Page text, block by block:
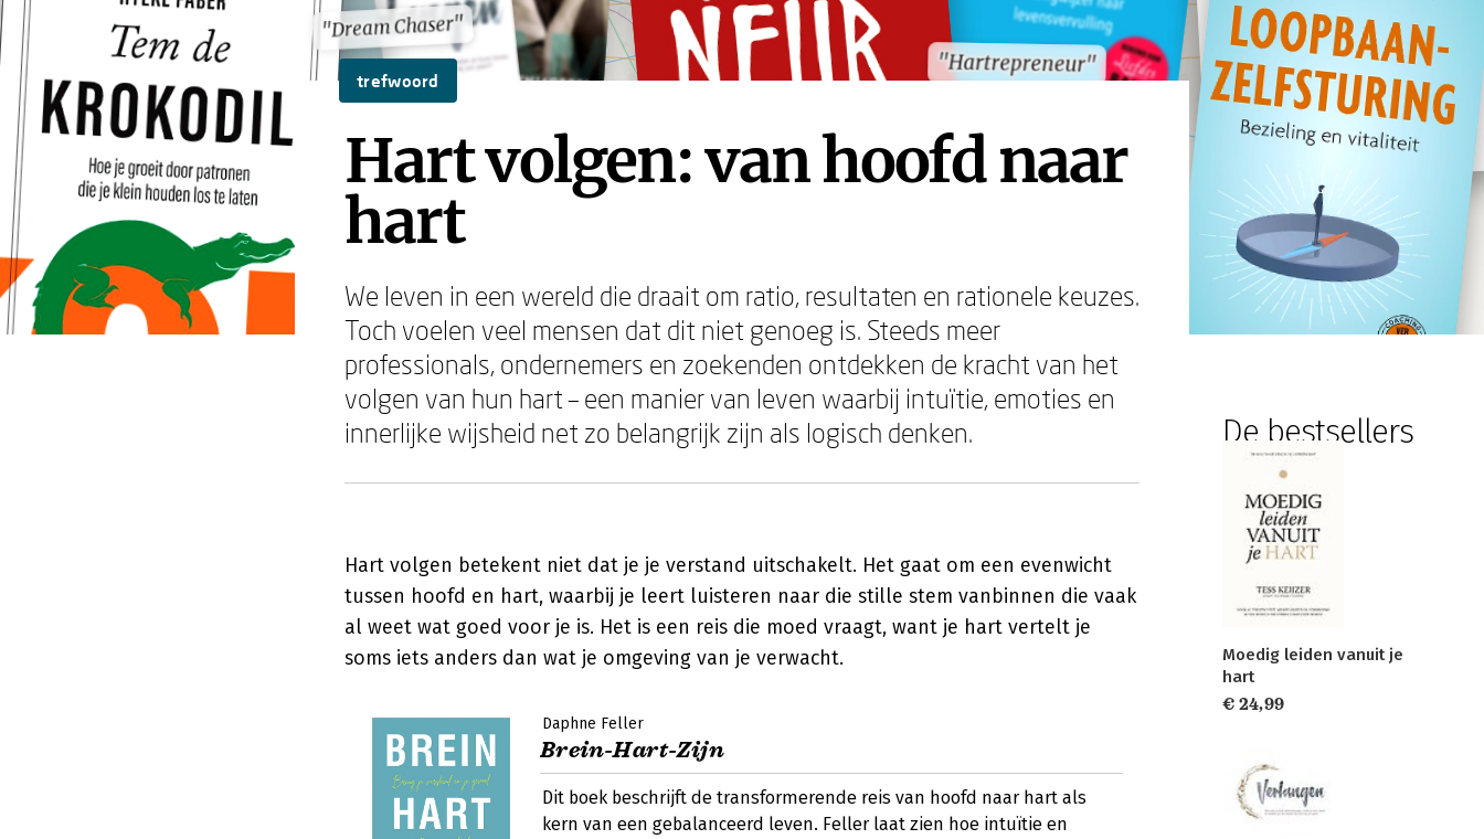
"Dream Chaser"
"Hartrepreneur"
"Dream Chaser"
"Hartrepreneur"
trefwoord
Hart volgen: van hoofd naar
hart
We leven in een wereld die draait om ratio, resultaten en rationele keuzes.
Toch voelen veel mensen dat dit niet genoeg is. Steeds meer
professionals, ondernemers en zoekenden ontdekken de kracht van het
volgen van hun hart – een manier van leven waarbij intuïtie, emoties en
innerlijke wijsheid net zo belangrijk zijn als logisch denken.
Hart volgen betekent niet dat je je verstand uitschakelt. Het gaat om een evenwicht
tussen hoofd en hart, waarbij je leert luisteren naar die stille stem vanbinnen die vaak
al weet wat goed voor je is. Het is een reis die moed vraagt, want je hart vertelt je
soms iets anders dan wat je omgeving van je verwacht.
Daphne Feller
Brein-Hart-Zijn
Dit boek beschrijft de transformerende reis van hoofd naar hart als
kern van een gebalanceerd leven. Feller laat zien hoe intuïtie en
De bestsellers
Moedig leiden vanuit je
hart
€ 24,99